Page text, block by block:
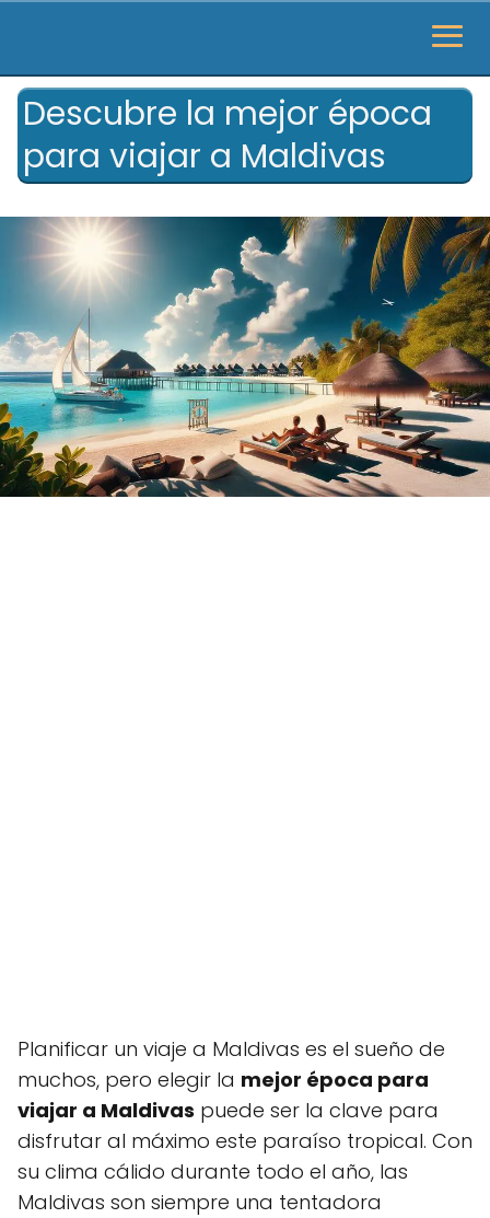
Descubre la mejor época
para viajar a Maldivas
Planificar un viaje a Maldivas es el sueño de
muchos, pero elegir la mejor época para
viajar a Maldivas puede ser la clave para
disfrutar al máximo este paraíso tropical. Con
su clima cálido durante todo el año, las
Maldivas son siempre una tentadora